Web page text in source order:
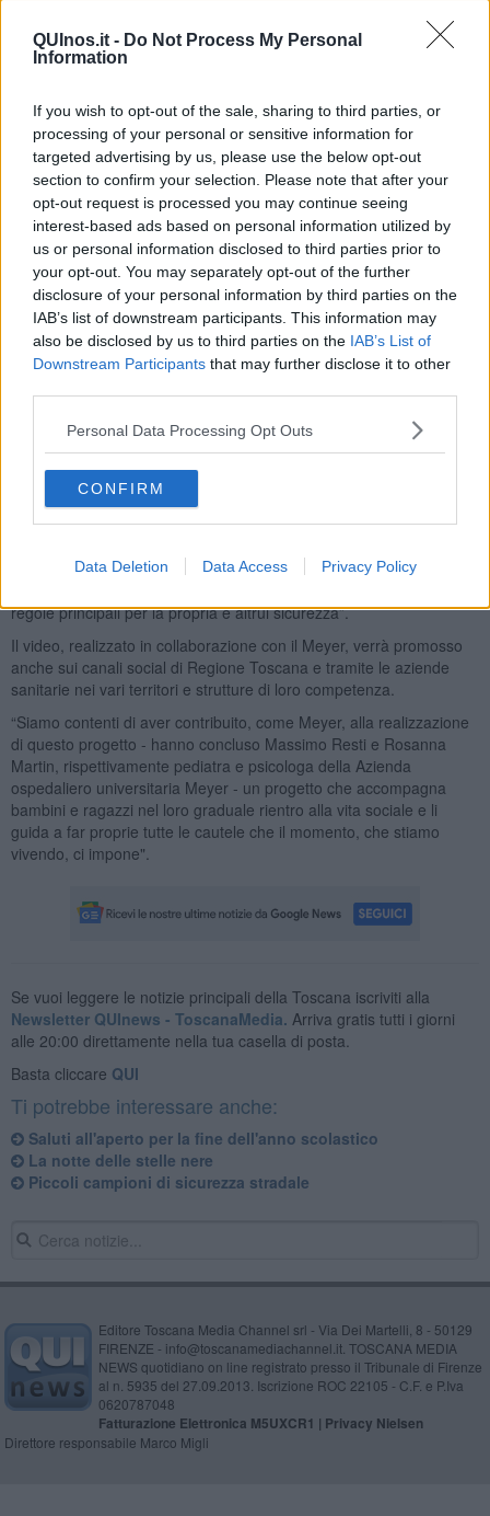
QUInos.it - Do Not Process My Personal
Information
If you wish to opt-out of the sale, sharing to third parties, or
processing of your personal or sensitive information for
targeted advertising by us, please use the below opt-out
section to confirm your selection. Please note that after your
opt-out request is processed you may continue seeing
interest-based ads based on personal information utilized by
us or personal information disclosed to third parties prior to
your opt-out. You may separately opt-out of the further
disclosure of your personal information by third parties on the
IAB’s list of downstream participants. This information may
also be disclosed by us to third parties on the IAB’s List of
Downstream Participants that may further disclose it to other
Personal Data Processing Opt Outs
CONFIRM
Data Deletion Data Access Privacy Policy
“La sanità toscana è pronta a dare il suo contributo e a fare la
propria parte sia per i centri estivi che per le scuole - ha detto
l’assessore per il diritto alla salute, Stefania Saccardi -. Il diritto alla
studio. Per troppo tempo i bambini sono stati lontani dai loro
banchi. Dobbiamo aver fiducia nei bambini e comunicare con loro
nel modo corretto. Sono certa che riusciranno a fare proprie queste
semplici regole anche meglio dei grandi. Questo video - ha
aggiunto Saccardi - è solo un punto di partenza. Sicuramente una
comunicazione mirata, adeguata a loro, è una parte del grande
lavoro che ci vedrà impegnati, per garantire una ripartenza in
sicurezza”.
Intanto, le tre regole basilari di oggi, e forse anche di domani, “Lava
lontani”, sono raccontate e illustrate come una sorta di
scudo/barriera su cui i temerari ‘virusini’ tentano di arrivare,
rimbalzando via doloranti.
“E’ una iniziativa di prevenzione e sensibilizzazione sui corretti
comportamenti da tenere per stare bene e tenere lontano il virus,
che attraverso i più piccoli finisce per coinvolgere l’intero nucleo
lavoro, Cristina Grieco -. E’ un progetto educativo lodevole, che
regole principali per la propria e altrui sicurezza”.
Il video, realizzato in collaborazione con il Meyer, verrà promosso
anche sui canali social di Regione Toscana e tramite le aziende
sanitarie nei vari territori e strutture di loro competenza.
“Siamo contenti di aver contribuito, come Meyer, alla realizzazione
di questo progetto - hanno concluso Massimo Resti e Rosanna
Martin, rispettivamente pediatra e psicologa della Azienda
ospedaliero universitaria Meyer - un progetto che accompagna
bambini e ragazzi nel loro graduale rientro alla vita sociale e li
guida a far proprie tutte le cautele che il momento, che stiamo
vivendo, ci impone".
Se vuoi leggere le notizie principali della Toscana iscriviti alla
Newsletter QUInews - ToscanaMedia. Arriva gratis tutti i giorni
alle 20:00 direttamente nella tua casella di posta.
Basta cliccare QUI
Ti potrebbe interessare anche:
Saluti all'aperto per la fine dell'anno scolastico
La notte delle stelle nere
Piccoli campioni di sicurezza stradale
Editore Toscana Media Channel srl - Via Dei Martelli, 8 - 50129
FIRENZE - info@toscanamediachannel.it. TOSCANA MEDIA
NEWS quotidiano on line registrato presso il Tribunale di Firenze
al n. 5935 del 27.09.2013. Iscrizione ROC 22105 - C.F. e P.Iva
0620787048
Fatturazione Elettronica M5UXCR1 | Privacy Nielsen
Direttore responsabile Marco Migli